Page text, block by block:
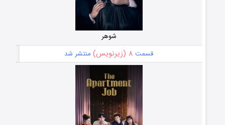
شوهر
قسمت ۸ (زیرنویس) منتشر شد